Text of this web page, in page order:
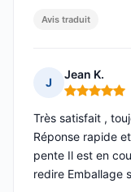
Avis traduit
J
Jean K.
Note : 5 sur
Très satisfait ,
Réponse rapide
pente Il est en
redire Emballage